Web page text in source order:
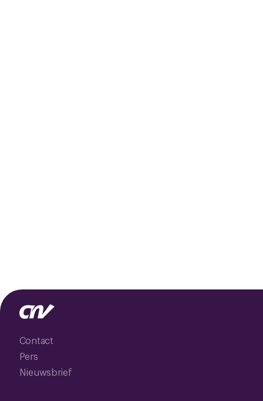
Contact
Pers
Nieuwsbrief